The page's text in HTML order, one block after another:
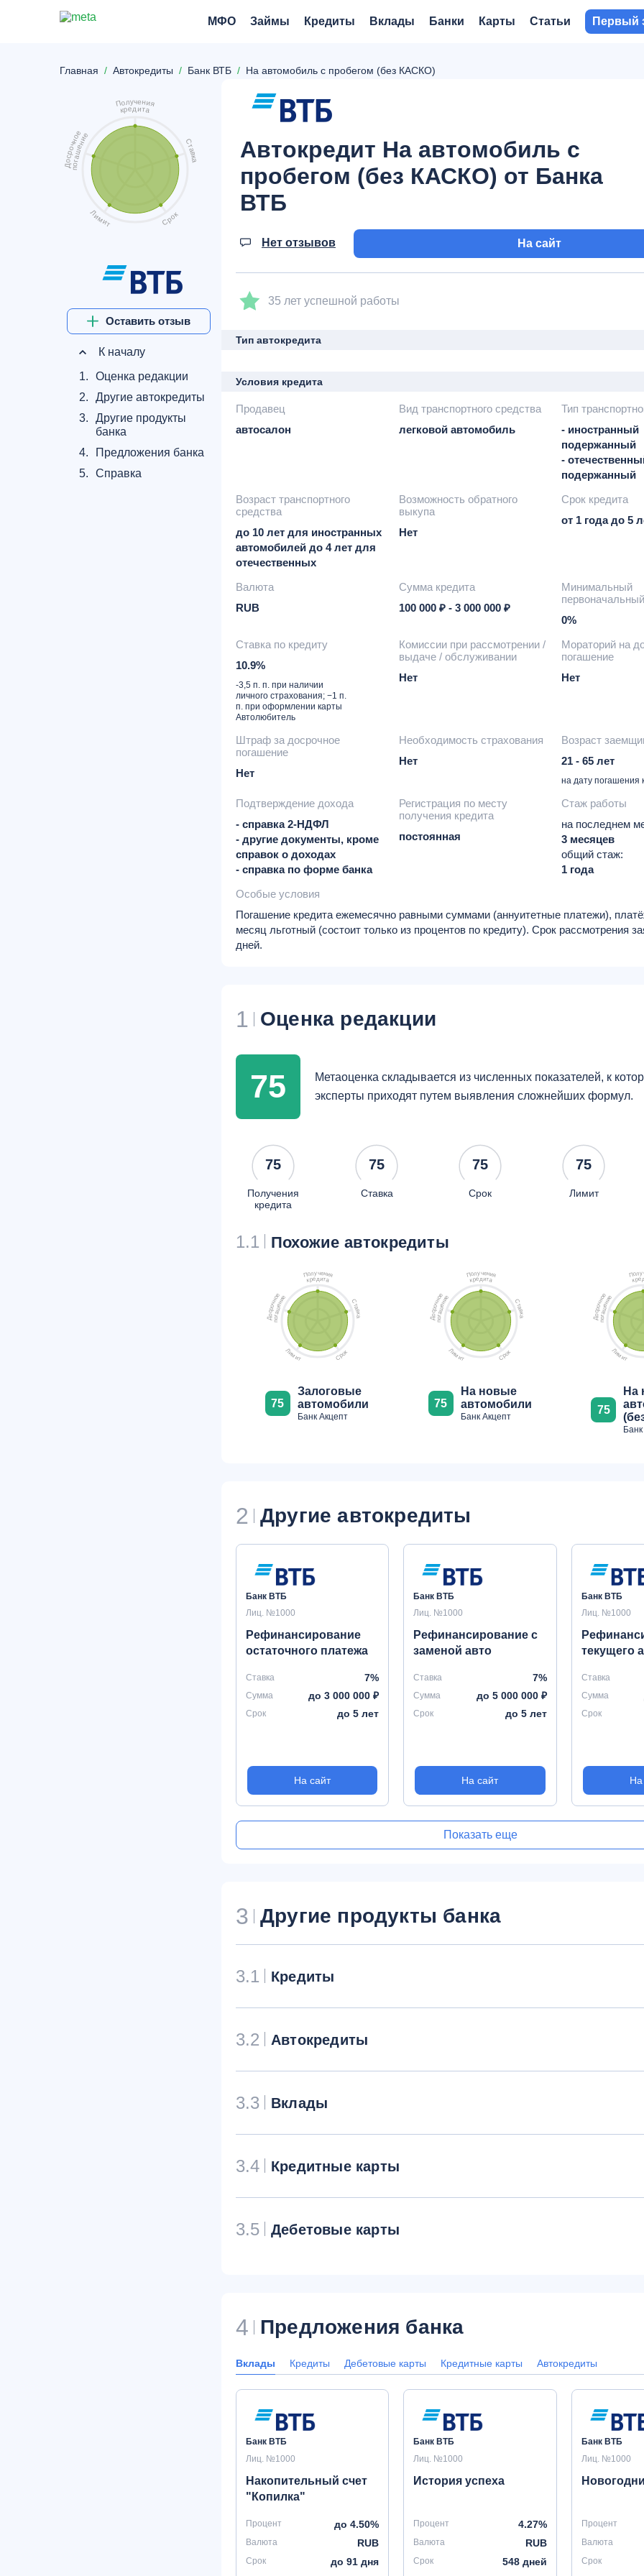
МФО Займы Кредиты Вклады Банки Карты Статьи Первый
Главная Автокредиты Банк ВТБ На автомобиль с пробегом (без КАСКО)
Получения
кредита
С
т
а
в
к
а
Сро
к
Лимит
Д
о
с
р
о
ч
н
о
е
п
о
г
а
ш
е
н
и
е
Оставить отзыв
К началу
1.
Оценка редакции
2.
Другие автокредиты
3.
Другие продукты
банка
4.
Предложения банка
5.
Справка
Автокредит На автомобиль с
пробегом (без КАСКО) от Банка
ВТБ
На сайт
Нет отзывов
35 лет успешной работы
Тип автокредита
Условия кредита
Продавец
автосалон
Вид транспортного средства
легковой автомобиль
Тип
- иностранный
подержанный
-
подержанный
Возраст транспортного
средства
до 10 лет для иностранных
автомобилей до 4 лет для
отечественных
Возможность обратного
выкупа
Нет
Срок кредита
от 1 года до 5
Валюта
RUB
Сумма кредита
100 000 ₽ - 3 000 000 ₽
Минимальный
0%
Ставка по кредиту
10.9%
-3,5 п. п. при наличии
личного страхования; −1 п.
п. при оформлении карты
Автолюбитель
Комиссии при рассмотрении /
выдаче / обслуживании
Нет
Мораторий на
погашение
Нет
Штраф за досрочное
погашение
Нет
Необходимость страхования
Нет
Возраст
21 - 65 лет
на дату погашения
Подтверждение дохода
- справка 2-НДФЛ
- другие документы, кроме
справок о доходах
- справка по форме банка
Регистрация по месту
получения кредита
постоянная
Стаж работы
на последнем
3 месяцев
общий стаж:
1 года
Особые условия
Погашение кредита ежемесячно равными суммами (аннуитетные платежи),
месяц льготный (состоит только из процентов по кредиту). Срок рассмотрения
дней.
1 Оценка редакции
75
Метаоценка складывается из численных показателей, к
эксперты приходят путем выявления сложнейших формул.
75
Получения
кредита
75
Ставка
75
Срок
75
Лимит
1.1 Похожие автокредиты
Получения
кредита
С
т
а
в
к
а
Сро
к
Лимит
Д
о
с
р
о
ч
но
е
п
о
г
а
ш
е
ни
е
75
Залоговые
автомобили
Банк Акцепт
Получения
кредита
С
т
а
в
к
а
Сро
к
Лимит
Д
о
с
р
о
ч
ное
п
о
г
а
ш
е
н
и
е
75
На новые
автомобили
Банк Акцепт
Полу
кре
Лимит
Д
о
с
р
о
ч
ное
п
о
г
а
ш
е
н
и
е
75
На
2 Другие автокредиты
Банк ВТБ
Лиц. №1000
Рефинансирование
остаточного платежа
Ставка 7%
Сумма до 3 000 000 ₽
Срок до 5 лет
На сайт
Банк ВТБ
Лиц. №1000
Рефинансирование с
заменой авто
Ставка 7%
Сумма до 5 000 000 ₽
Срок до 5 лет
На сайт
Банк ВТБ
Лиц. №1000
текущего
Ставка
Сумма
Срок
На
Показать еще
3 Другие продукты банка
3.1 Кредиты
3.2 Автокредиты
3.3 Вклады
3.4 Кредитные карты
3.5 Дебетовые карты
4 Предложения банка
Вклады Кредиты Дебетовые карты Кредитные карты Автокредиты
Банк ВТБ
Лиц. №1000
Накопительный счет
"Копилка"
Процент до 4.50%
Валюта RUB
Срок до 91 дня
Банк ВТБ
Лиц. №1000
История успеха
Процент 4.27%
Валюта RUB
Срок 548 дней
Банк ВТБ
Лиц. №1000
Процент
Валюта
Срок